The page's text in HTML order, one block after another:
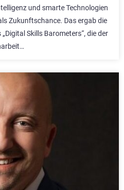
und smarte Technologien
Zukunftschance. Das ergab die
Skills Barometers“, die der